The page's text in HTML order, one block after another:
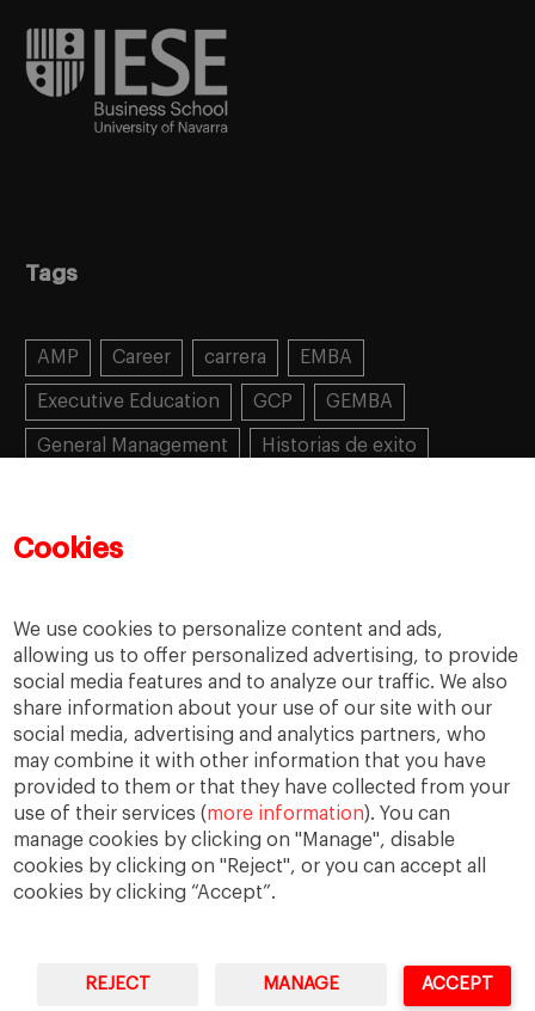
Cookies
We use cookies to personalize content and ads,
allowing us to offer personalized advertising, to provide
social media features and to analyze our traffic. We also
share information about your use of our site with our
social media, advertising and analytics partners, who
may combine it with other information that you have
provided to them or that they have collected from your
use of their services (more information). You can
manage cookies by clicking on "Manage", disable
cookies by clicking on "Reject", or you can accept all
cookies by clicking “Accept”.
REJECT MANAGE ACCEPT
Tags
AMP Career carrera EMBA
Executive Education GCP GEMBA
General Management Historias de exito
Mujeres emprendedoras
Success stories Women in business
Aviso legal
IESE Business School University of Navarra